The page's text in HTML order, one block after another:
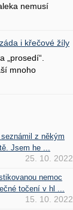
nemusí
i křečové žíly
„prosedí“.
mnoho
z někým
Jsem he ...
25. 10. 2022
nemoc
točení v hl ...
15. 10. 2022